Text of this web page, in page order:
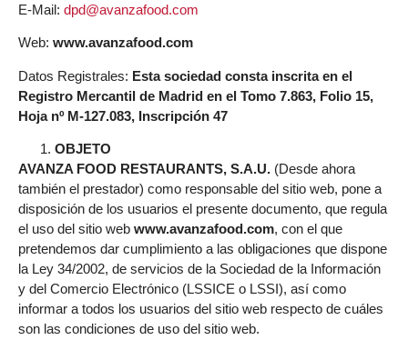
E-Mail: dpd@avanzafood.com
Web: www.avanzafood.com
Datos Registrales: Esta sociedad consta inscrita en el
Registro Mercantil de Madrid en el Tomo 7.863, Folio 15,
Hoja nº M-127.083, Inscripción 47
OBJETO
AVANZA FOOD RESTAURANTS, S.A.U. (Desde ahora
también el prestador) como responsable del sitio web, pone a
disposición de los usuarios el presente documento, que regula
el uso del sitio web www.avanzafood.com, con el que
pretendemos dar cumplimiento a las obligaciones que dispone
la Ley 34/2002, de servicios de la Sociedad de la Información
y del Comercio Electrónico (LSSICE o LSSI), así como
informar a todos los usuarios del sitio web respecto de cuáles
son las condiciones de uso del sitio web.